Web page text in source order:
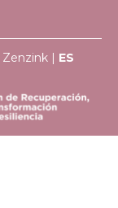
Zenzink | ES